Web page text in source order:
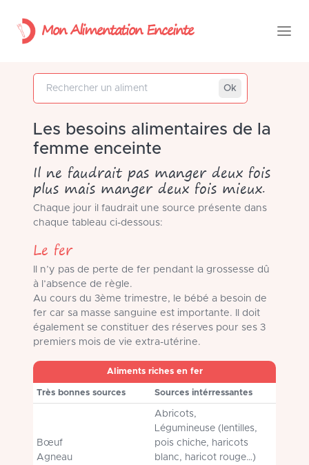
Mon Alimentation Enceinte
Rechercher un aliment
Ok
Les besoins alimentaires de la
femme enceinte
Il ne faudrait pas manger deux fois
plus mais manger deux fois mieux.
Chaque jour il faudrait une source présente dans
chaque tableau ci-dessous:
Le fer
Il n’y pas de perte de fer pendant la grossesse dû
à l’absence de règle.
Au cours du 3ème trimestre, le bébé a besoin de
fer car sa masse sanguine est importante. Il doit
également se constituer des réserves pour ses 3
premiers mois de vie extra-utérine.
Aliments riches en fer
Très bonnes sources Sources intérressantes
Bœuf
Agneau
Abricots,
Légumineuse (lentilles,
pois chiche, haricots
blanc, haricot rouge…)